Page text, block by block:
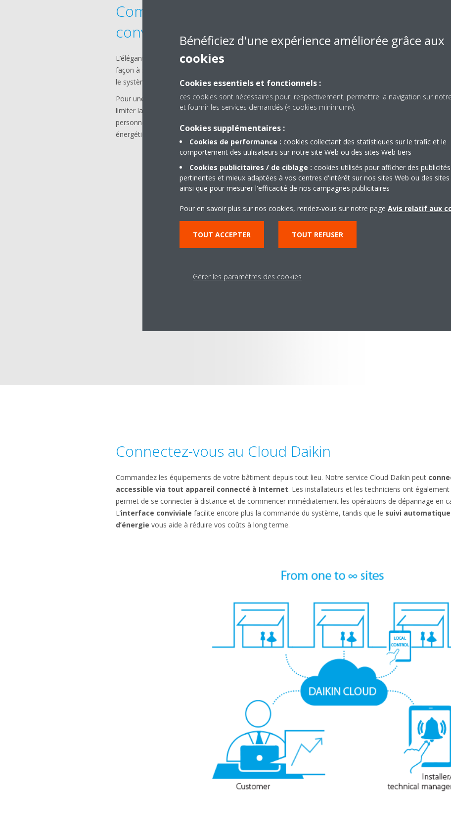
Commandes intuitives et
conviviales
L’élégant écran tactile pour commande locale est conçu de
façon à s’intégrer à tous les intérieurs, et l’interface intuitive rend
le système extrêmement convivial.
Pour une facilité d’utilisation optimale, vous pouvez même
limiter la possibilité de modification des réglages par le
personnel tout en assurant l’obtention d’une efficacité
énergétique et d’un confort client optimum.
Connectez-vous au Cloud Daikin
Commandez les équipements de votre bâtiment depuis tout lieu. Notre service Cloud Daikin peut
accessible via tout appareil connecté à Internet. Les installateurs et les techniciens ont
permet de se connecter à distance et de commencer immédiatement les opérations de dépannage en
L’interface conviviale facilite encore plus la commande du système, tandis que le suivi
d’énergie vous aide à réduire vos coûts à long terme.
Bénéficiez d'une expérience améliorée grâce aux
cookies
Cookies essentiels et fonctionnels :
ces cookies sont nécessaires pour, respectivement, permettre la navigation sur
et fournir les services demandés (« cookies minimum»).
Cookies supplémentaires :
Cookies de performance : cookies collectant des statistiques sur le trafic et le
comportement des utilisateurs sur notre site Web ou des sites Web tiers
Cookies publicitaires / de ciblage : cookies utilisés pour afficher des
pertinentes et mieux adaptées à vos centres d'intérêt sur nos sites Web ou des sites
ainsi que pour mesurer l'efficacité de nos campagnes publicitaires
Pour en savoir plus sur nos cookies, rendez-vous sur notre page Avis relatif aux
TOUT ACCEPTER TOUT REFUSER
Gérer les paramètres des cookies